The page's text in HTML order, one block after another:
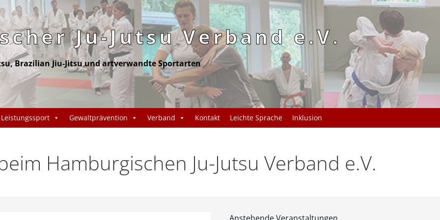
Ju-Jutsu Verband e.V.
Brazilian Jiu-Jitsu und artverwandte Sportarten
Leistungssport Gewaltprävention Verband Kontakt Leichte Sprache Inklusion
Hamburgischen Ju-Jutsu Verband e.V.